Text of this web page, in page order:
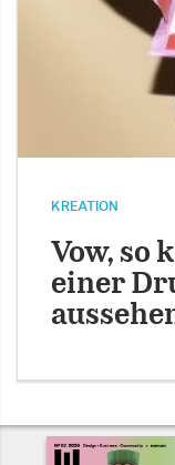
KREATION
Vow, so
einer